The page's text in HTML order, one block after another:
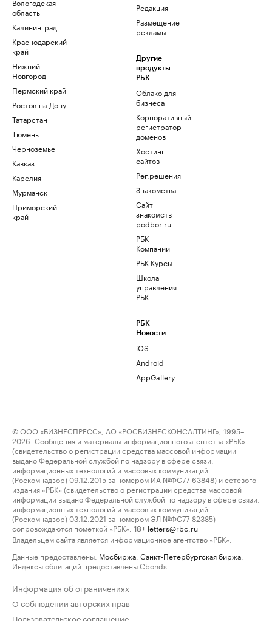
область
Калининград
Краснодарский
край
Нижний
Новгород
Пермский край
Ростов-на-Дону
Татарстан
Тюмень
Черноземье
Кавказ
Карелия
Мурманск
Приморский
край
Редакция
Размещение
рекламы
Другие
продукты
РБК
Облако для
бизнеса
Корпоративный
регистратор
доменов
Хостинг
сайтов
Рег.решения
Знакомства
Сайт
знакомств
podbor.ru
РБК
Компании
РБК Курсы
Школа
управления
РБК
РБК
Новости
iOS
Android
AppGallery
© ООО «БИЗНЕСПРЕСС», АО «РОСБИЗНЕСКОНСАЛТИНГ», 1995–
2026. Сообщения и материалы информационного агентства «РБК»
(свидетельство о регистрации средства массовой информации
выдано Федеральной службой по надзору в сфере связи,
информационных технологий и массовых коммуникаций
(Роскомнадзор) 09.12.2015 за номером ИА №ФС77-63848) и сетевого
издания «РБК» (свидетельство о регистрации средства массовой
информации выдано Федеральной службой по надзору в сфере связи,
информационных технологий и массовых коммуникаций
(Роскомнадзор) 03.12.2021 за номером ЭЛ №ФС77-82385)
сопровождаются пометкой «РБК».
18+ letters@rbc.ru
Владельцем сайта является информационное агентство «РБК».
Данные предоставлены: Мосбиржа Санкт-Петербургская биржа
Индексы облигаций предоставлены Cbonds.
Информация об ограничениях
О соблюдении авторских прав
Пользовательское соглашение